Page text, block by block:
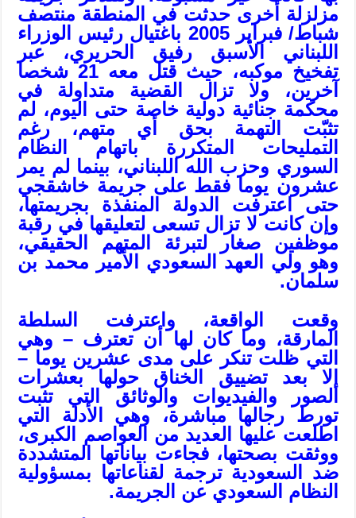
مزلزلة أخرى حدثت في المنطقة منتصف
شباط/ فبراير 2005 باغتيال رئيس الوزراء
اللبناني الأسبق رفيق الحريري، عبر
تفخيخ موكبه، حيث قتل معه 21 شخصا
آخرين، ولا تزال القضية متداولة في
محكمة جنائية دولية خاصة حتى اليوم، لم
تثبّت التهمة بحق أي متهم، رغم
التمليحات المتكررة باتهام النظام
السوري وحزب الله اللبناني، بينما لم يمر
عشرون يوما فقط على جريمة خاشقجي
حتى اعترفت الدولة المنفذة بجريمتها،
وإن كانت لا تزال تسعى لتعليقها في رقبة
موظفين صغار لتبرئة المتهم الحقيقي،
وهو ولي العهد السعودي الأمير محمد بن
سلمان.
وقعت الواقعة، واعترفت السلطة
المارقة، وما كان لها أن تعترف – وهي
التي ظلت تنكر على مدى عشرين يوما –
إلا بعد تضييق الخناق حولها بعشرات
الصور والفيديوات والوثائق التي تثبت
تورط رجالها مباشرة، وهي الأدلة التي
اطلعت عليها العديد من العواصم الكبرى،
ووثقت بصحتها، فجاءت بياناتها المتشددة
ضد السعودية ترجمة لقناعاتها بمسؤولية
النظام السعودي عن الجريمة.